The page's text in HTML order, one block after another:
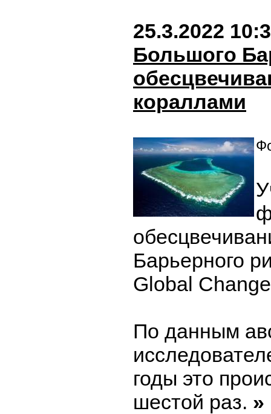
25.3.2022
Большого
кораллами
Барьерного
Global
По данным
годы это
шестой раз. »